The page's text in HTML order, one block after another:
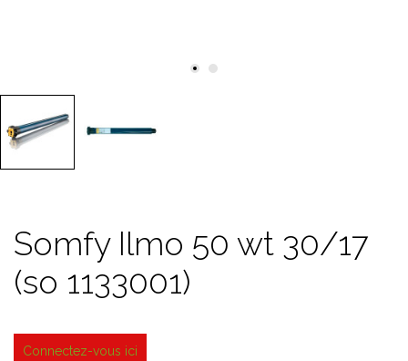
Somfy Ilmo 50 wt 30/17
(so 1133001)
Connectez-vous ici